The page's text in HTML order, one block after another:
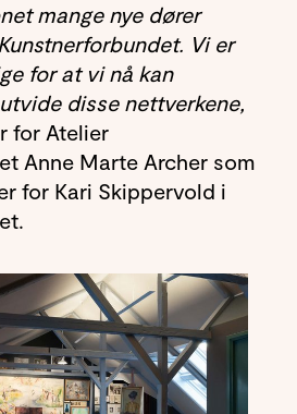
mange nye dører
Vi er
for at vi nå kan
disse nettverkene,
for Atelier
Anne Marte Archer som
for Kari Skippervold i